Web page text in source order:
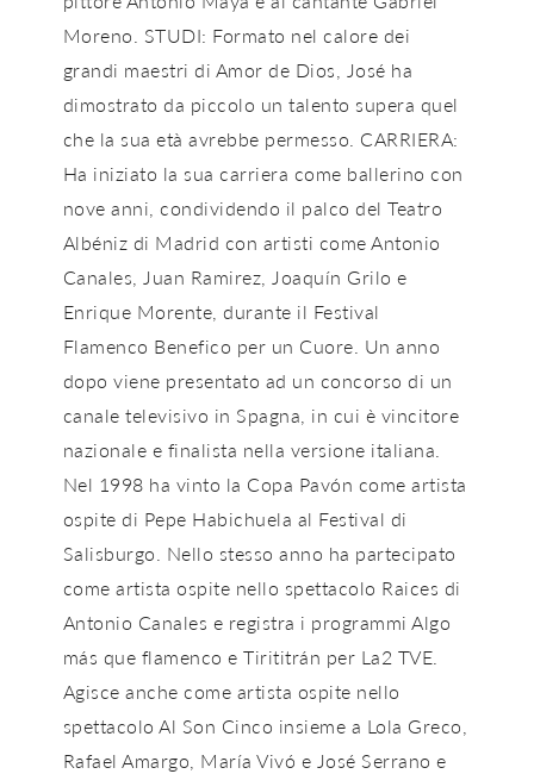
Moreno. STUDI: Formato nel calore dei
grandi maestri di Amor de Dios, José ha
dimostrato da piccolo un talento supera quel
che la sua età avrebbe permesso. CARRIERA:
Ha iniziato la sua carriera come ballerino con
nove anni, condividendo il palco del Teatro
Albéniz di Madrid con artisti come Antonio
Canales, Juan Ramirez, Joaquín Grilo e
Enrique Morente, durante il Festival
Flamenco Benefico per un Cuore. Un anno
dopo viene presentato ad un concorso di un
canale televisivo in Spagna, in cui è vincitore
nazionale e finalista nella versione italiana.
Nel 1998 ha vinto la Copa Pavón come artista
ospite di Pepe Habichuela al Festival di
Salisburgo. Nello stesso anno ha partecipato
come artista ospite nello spettacolo Raices di
Antonio Canales e registra i programmi Algo
más que flamenco e Tirititrán per La2 TVE.
Agisce anche come artista ospite nello
spettacolo Al Son Cinco insieme a Lola Greco,
Rafael Amargo, María Vivó e José Serrano e